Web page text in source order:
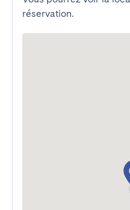
réservation.